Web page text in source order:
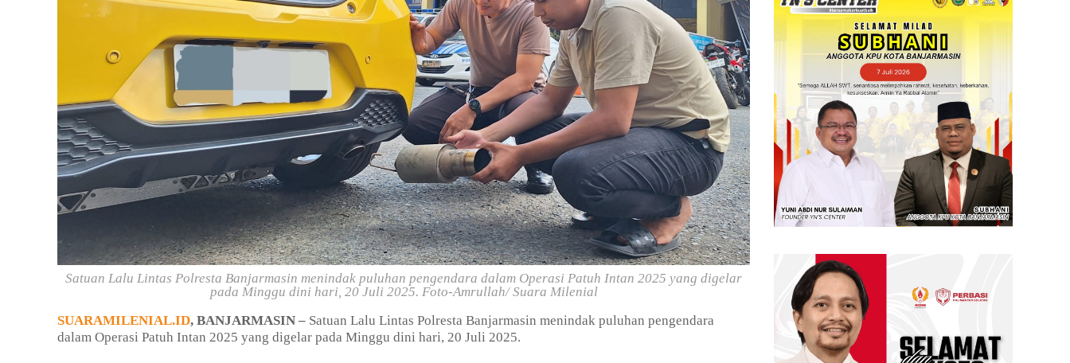
Satuan Lalu Lintas Polresta Banjarmasin menindak puluhan pengendara dalam Operasi Patuh Intan 2025 yang digelar
pada Minggu dini hari, 20 Juli 2025. Foto-Amrullah/ Suara Milenial
SUARAMILENIAL.ID, BANJARMASIN – Satuan Lalu Lintas Polresta Banjarmasin menindak puluhan pengendara
dalam Operasi Patuh Intan 2025 yang digelar pada Minggu dini hari, 20 Juli 2025.